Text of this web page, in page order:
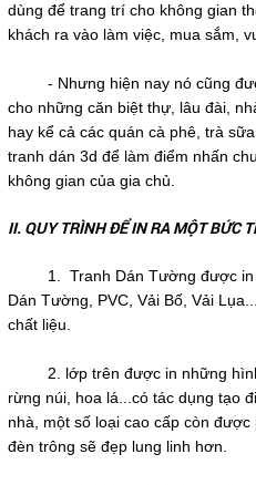
dùng để trang trí cho không gian
khách ra vào làm việc, mua sắm,
- Nhưng hiện nay nó cũng
cho những căn biệt thự, lâu đài,
hay kể cả các quán cà phê, trà
tranh dán 3d để làm điểm nhấn
không gian của gia chủ.
II. QUY TRÌNH ĐỂ IN RA MỘT BỨC
1. Tranh Dán Tường được in
Dán Tường, PVC, Vải Bố, Vải
chất liệu.
2. lớp trên được in những hình
rừng núi, hoa lá...có tác dụng tạo
nhà, một số loại cao cấp còn
đèn trông sẽ đẹp lung linh hơn.